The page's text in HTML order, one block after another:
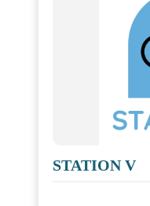
STATION V